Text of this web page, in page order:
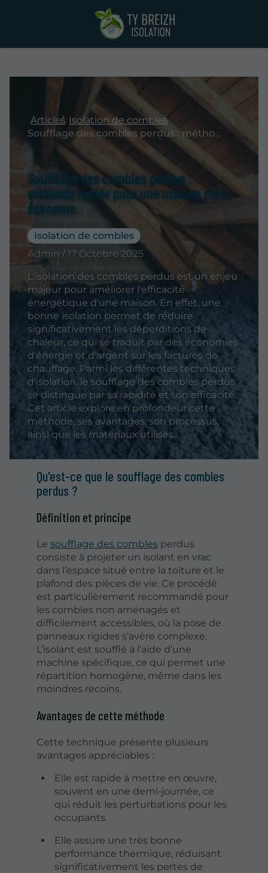
Articles Isolation de combles
Soufflage des combles perdus : méthode rapide pour une maison plus économe
Soufflage des combles perdus :
méthode rapide pour une maison plus
économe
Isolation de combles
Admin / 17 Octobre 2025
L'isolation des combles perdus est un enjeu
majeur pour améliorer l'efficacité
énergétique d'une maison. En effet, une
bonne isolation permet de réduire
significativement les déperditions de
chaleur, ce qui se traduit par des économies
d'énergie et d'argent sur les factures de
chauffage. Parmi les différentes techniques
d'isolation, le soufflage des combles perdus
se distingue par sa rapidité et son efficacité.
Cet article explore en profondeur cette
méthode, ses avantages, son processus,
ainsi que les matériaux utilisés.
Qu'est-ce que le soufflage des combles
perdus ?
Définition et principe
Le soufflage des comblesperdus
consiste à projeter un isolant en vrac
dans l’espace situé entre la toiture et le
plafond des pièces de vie. Ce procédé
est particulièrement recommandé pour
les combles non aménagés et
difficilement accessibles, où la pose de
panneaux rigides s’avère complexe.
L’isolant est soufflé à l’aide d’une
machine spécifique, ce qui permet une
répartition homogène, même dans les
moindres recoins.
Avantages de cette méthode
Cette technique présente plusieurs
avantages appréciables :
Elle est rapide à mettre en œuvre,
souvent en une demi-journée, ce
qui réduit les perturbations pour les
occupants.
Elle assure une très bonne
performance thermique, réduisant
significativement les pertes de